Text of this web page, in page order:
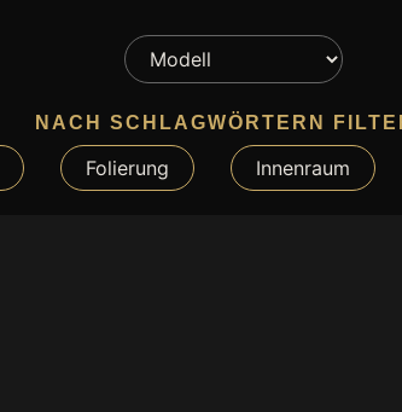
NACH SCHLAGWÖRTERN
Folierung Innenraum